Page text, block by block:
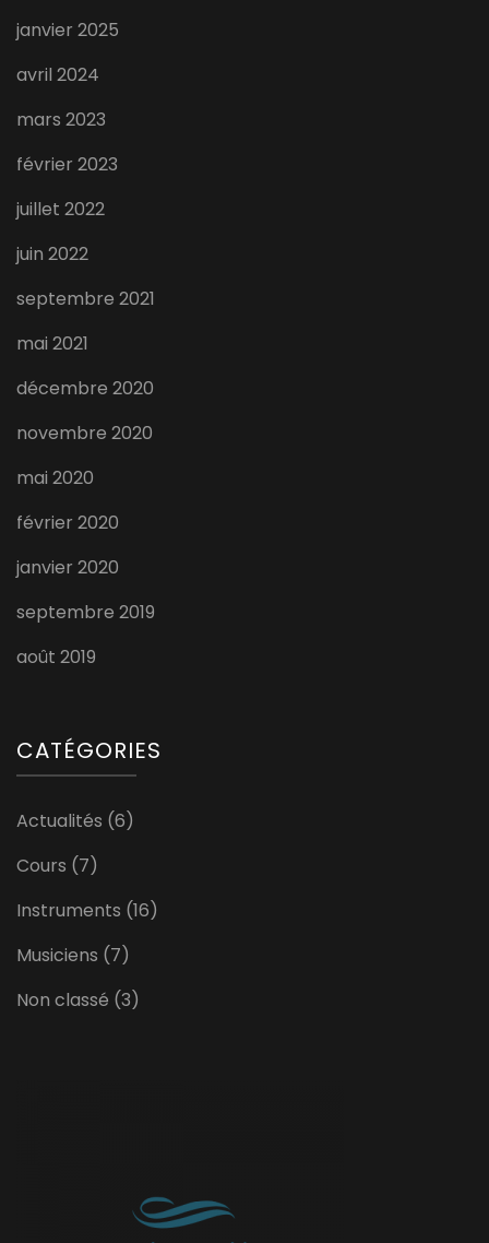
janvier 2025
avril 2024
mars 2023
février 2023
juillet 2022
juin 2022
septembre 2021
mai 2021
décembre 2020
novembre 2020
mai 2020
février 2020
janvier 2020
septembre 2019
août 2019
CATÉGORIES
Actualités (6)
Cours (7)
Instruments (16)
Musiciens (7)
Non classé (3)